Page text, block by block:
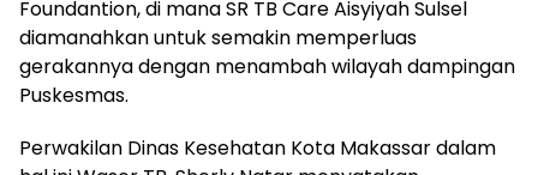
Foundantion, di mana SR TB Care Aisyiyah Sulsel
diamanahkan untuk semakin memperluas
gerakannya dengan menambah wilayah dampingan
Puskesmas.
Perwakilan Dinas Kesehatan Kota Makassar dalam